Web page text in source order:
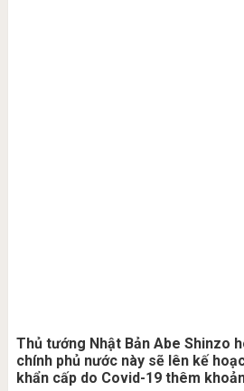
Thủ tướng Nhật Bản Abe Shinzo
chính phủ nước này sẽ lên kế
khẩn cấp do Covid-19 thêm